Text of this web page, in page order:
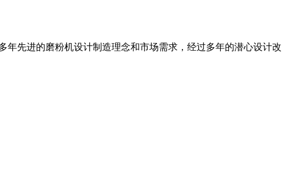
先进的磨粉机设计制造理念和市场需求，经过多年的潜心设计改